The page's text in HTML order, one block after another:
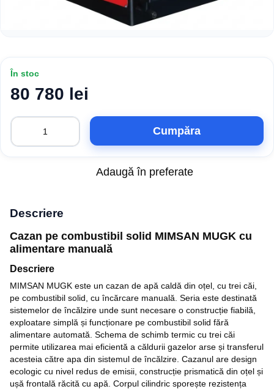
În stoc
80 780 lei
Cumpăra
Adaugă în preferate
Descriere
Cazan pe combustibil solid MIMSAN MUGK cu
alimentare manuală
Descriere
MIMSAN MUGK este un cazan de apă caldă din oțel, cu trei căi,
pe combustibil solid, cu încărcare manuală. Seria este destinată
sistemelor de încălzire unde sunt necesare o construcție fiabilă,
exploatare simplă și funcționare pe combustibil solid fără
alimentare automată. Schema de schimb termic cu trei căi
permite utilizarea mai eficientă a căldurii gazelor arse și transferul
acesteia către apa din sistemul de încălzire. Cazanul are design
ecologic cu nivel redus de emisii, construcție prismatică din oțel și
ușă frontală răcită cu apă. Corpul cilindric sporește rezistența